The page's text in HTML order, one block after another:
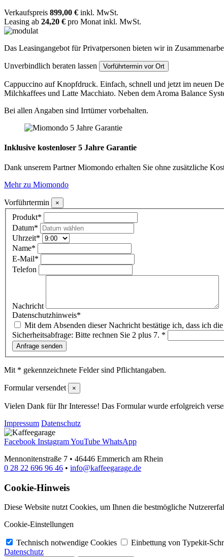
Verkaufspreis 899,00 € inkl. MwSt.
Leasing ab 24,20 € pro Monat inkl. MwSt.
Das Leasingangebot für Privatpersonen bieten wir in
Unverbindlich beraten lassen Vorführtermin vor Ort
Cappuccino auf Knopfdruck. Einfach, schnell und jetzt im neuen
Milchkaffees und Latte Macchiato. Neben dem Aroma Balance
Bei allen Angaben sind Irrtümer vorbehalten.
Inklusive kostenloser 5 Jahre Garantie
Dank unserem Partner Miomondo erhalten Sie ohne zusätzliche
Mehr zu Miomondo
Vorführtermin ×
Produkt*
Datum*
Uhrzeit*
Name*
E-Mail*
Telefon
Nachricht
Datenschutzhinweis*
Mit dem Absenden dieser Nachricht bestätige ich, dass ich die
Sicherheitsabfrage: Bitte rechnen Sie 2 plus 7. *
Anfrage senden
Mit * gekennzeichnete Felder sind Pflichtangaben.
Formular versendet ×
Vielen Dank für Ihr Interesse! Das Formular wurde erfolgreich
Impressum Datenschutz
Facebook InstagramYouTube WhatsApp
Mennonitenstraße 7 • 46446 Emmerich am Rhein
0 28 22 696 96 46 • info@kaffeegarage.de
Cookie-Hinweis
Diese Website nutzt Cookies, um Ihnen die bestmögliche
Cookie-Einstellungen
Technisch notwendige Cookies Einbettung von Typekit-
Datenschutz